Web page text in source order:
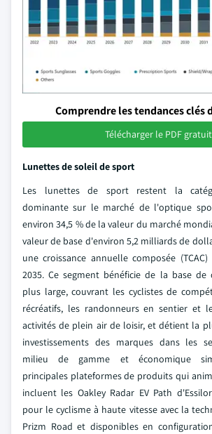
Comprendre les tendances clés
Télécharger le PDF gratuit
Lunettes de soleil de sport
Les lunettes de sport restent la
dominante sur le marché de l'optique
environ 34,5 % de la valeur du marché
valeur de base d'environ 5,2 milliards de
une croissance annuelle composée
2035. Ce segment bénéficie de la base de
plus large, couvrant les cyclistes de
récréatifs, les randonneurs en sentier et
activités de plein air de loisir, et détient la
investissements des marques dans les
milieu de gamme et économique
principales plateformes de produits qui
incluent les Oakley Radar EV Path
pour le cyclisme à haute vitesse avec la
Prizm Road et disponibles en